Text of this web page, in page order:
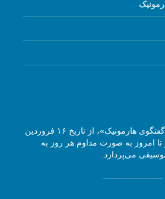
مجله آنلاین موسیقی «گفتگوی هارمونیک»، از تاریخ ۱۶ فروردین
و تا امروز به صورت مداوم هر روز به
می‌پردازد.